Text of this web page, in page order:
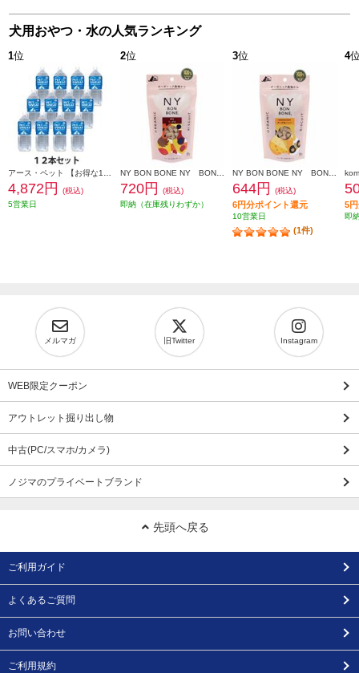
犬用おやつ・水の人気ランキング
1位
4,872円
(税込)
5営業日
2位
720円
(税込)
即納（在庫残りわずか）
3位
644円 (税込)
6円分ポイント還元
10営業日
(1件)
4
5
即
メルマガ 旧Twitter Instagram
WEB限定クーポン
アウトレット掘り出し物
中古(PC/スマホ/カメラ)
ノジマのプライベートブランド
先頭へ戻る
ご利用ガイド
よくあるご質問
お問い合わせ
ご利用規約